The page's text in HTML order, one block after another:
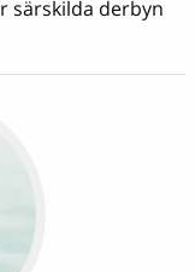
särskilda derbyn